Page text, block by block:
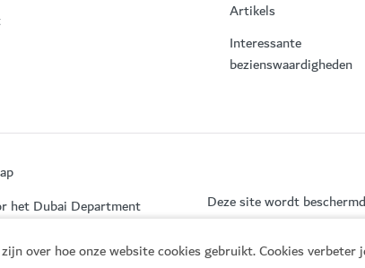
over hoe onze website cookies gebruikt. Cookies verbeter
Artikels
Interessante
bezienswaardigheden
het Dubai Department
Deze site wordt